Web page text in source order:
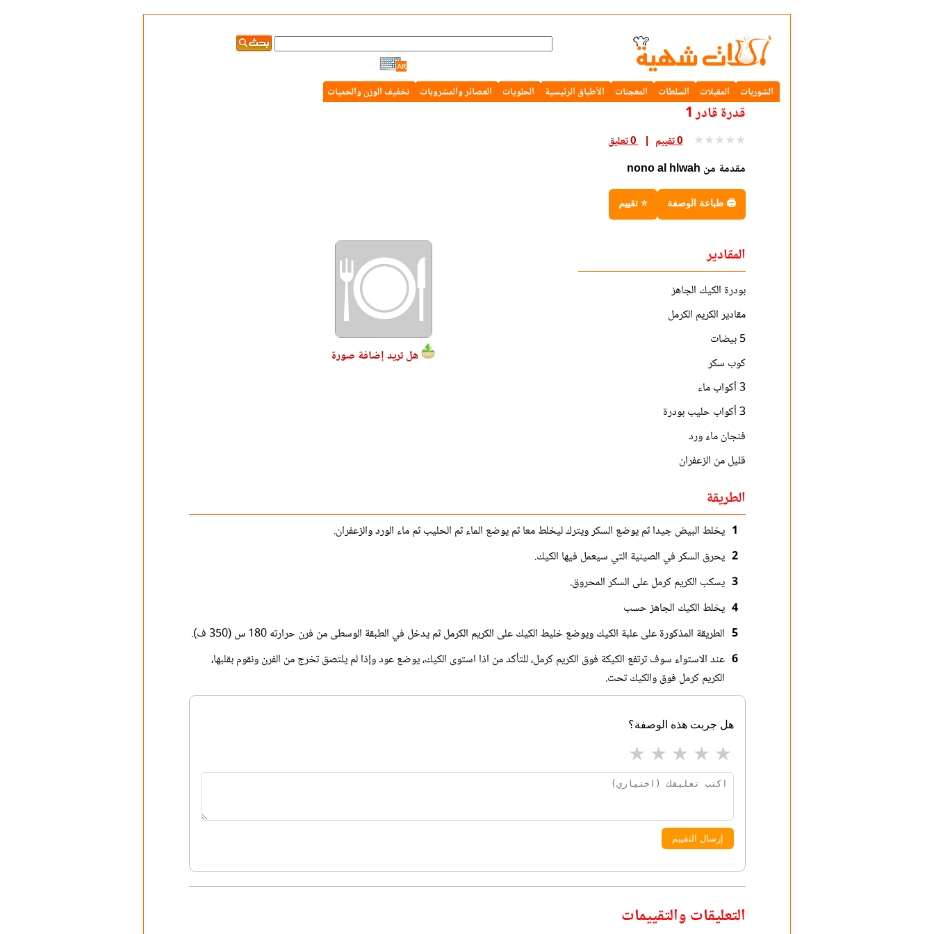
الشوربات المقبلات السلطات المعجنات الأطباق الرئيسية الحلويات العصائر والمشروبات تخفيف الوزن والحميات
قدرة قادر 1
★ ★ ★ ★ ★ 0 تقييم 0 تعليق
مقدمة من nono al hlwah
🖨 طباعة الوصفة ⭐ تقييم
المقادير
بودرة الكيك الجاهز
مقادير الكريم الكرمل
5 بيضات
كوب سكر
3 أكواب ماء
3 أكواب حليب بودرة
فنجان ماء ورد
قليل من الزعفران
هل تريد إضافة صورة
الطريقة
1 يخلط البيض جيدا ثم يوضع السكر ويترك ليخلط معا ثم يوضع الماء ثم الحليب ثم ماء الورد والزعفران.
2 يحرق السكر في الصينية التي سيعمل فيها الكيك.
3 يسكب الكريم كرمل على السكر المحروق.
4 يخلط الكيك الجاهز حسب
5 الطريقة المذكورة على علبة الكيك ويوضع خليط الكيك على الكريم الكرمل ثم يدخل في الطبقة الوسطى من فرن حرارته 180 س (350 ف).
6 عند الاستواء سوف ترتفع الكيكة فوق الكريم كرمل، للتأكد من اذا استوى الكيك، يوضع عود وإذا لم يلتصق تخرج من الفرن ونقوم بقلبها،
الكريم كرمل فوق والكيك تحت.
هل جربت هذه الوصفة؟
★ ★ ★ ★ ★
إرسال التقييم
التعليقات والتقييمات